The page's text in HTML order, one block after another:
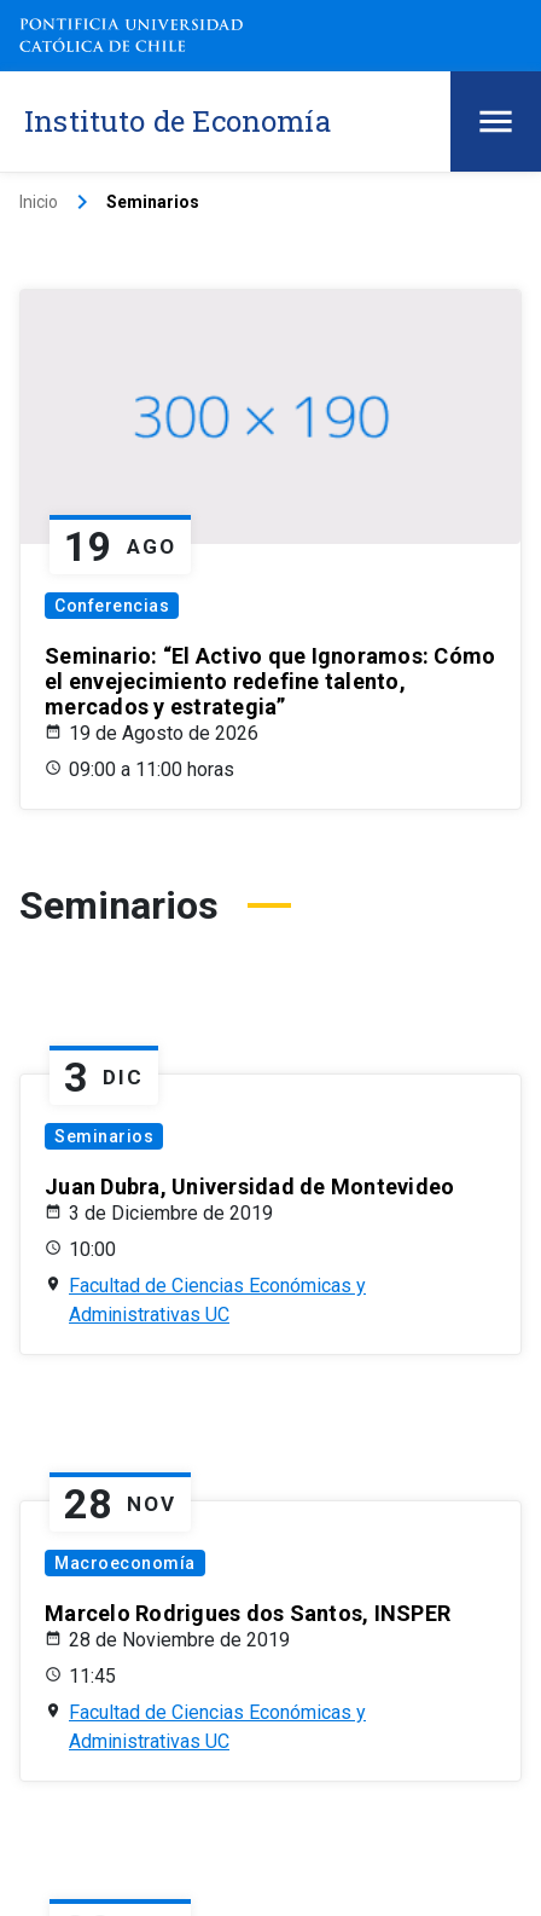
Instituto de Economía
Inicio keyboard_arrow_right Seminarios
19 AGO
Conferencias
Seminario: “El Activo que Ignoramos: Cómo
el envejecimiento redefine talento,
mercados y estrategia”
19 de Agosto de 2026
09:00 a 11:00 horas
Seminarios
3 DIC
Seminarios
Juan Dubra, Universidad de Montevideo
3 de Diciembre de 2019
10:00
Facultad de Ciencias Económicas y
Administrativas UC
28 NOV
Macroeconomía
Marcelo Rodrigues dos Santos, INSPER
28 de Noviembre de 2019
11:45
Facultad de Ciencias Económicas y
Administrativas UC